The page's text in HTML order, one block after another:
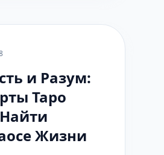
и Разум:
Таро
Жизни